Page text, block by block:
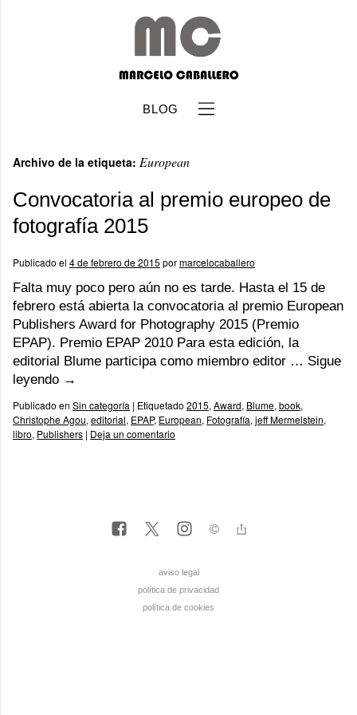
BLOG
Archivo de la etiqueta: European
Convocatoria al premio europeo de
fotografía 2015
Publicado el 4 de febrero de 2015 pormarcelocaballero
Falta muy poco pero aún no es tarde. Hasta el 15 de
febrero está abierta la convocatoria al premio European
Publishers Award for Photography 2015 (Premio
EPAP). Premio EPAP 2010 Para esta edición, la
editorial Blume participa como miembro editor … Sigue
leyendo →
Publicado en Sin categoría | Etiquetado 2015, Award, Blume, book,
Christophe Agou, editorial, EPAP, European, Fotografía, jeff Mermelstein,
libro, Publishers | Deja un comentario
aviso legal
política de privacidad
política de cookies